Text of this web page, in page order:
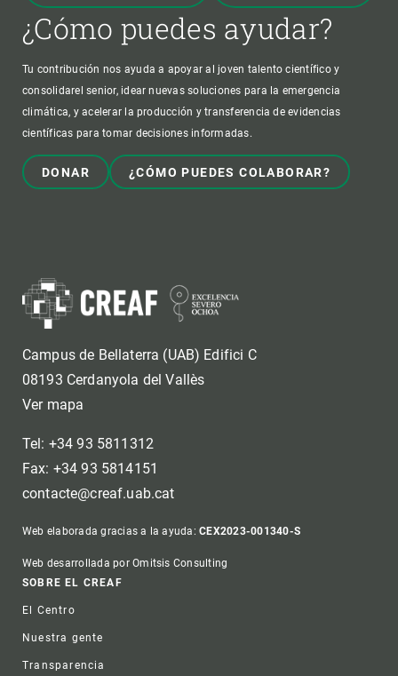
¿Cómo puedes ayudar?
Tu contribución nos ayuda a apoyar al joven talento científico y
consolidarel senior, idear nuevas soluciones para la emergencia
climática, y acelerar la producción y transferencia de evidencias
científicas para tomar decisiones informadas.
DONAR ¿CÓMO PUEDES COLABORAR?
Campus de Bellaterra (UAB) Edifici C
08193 Cerdanyola del Vallès
Ver mapa
Tel: +34 93 5811312
Fax: +34 93 5814151
contacte@creaf.uab.cat
Web elaborada gracias a la ayuda:CEX2023-001340-S
Web desarrollada por Omitsis Consulting
Footer
SOBRE EL CREAF
El Centro
Nuestra gente
Transparencia